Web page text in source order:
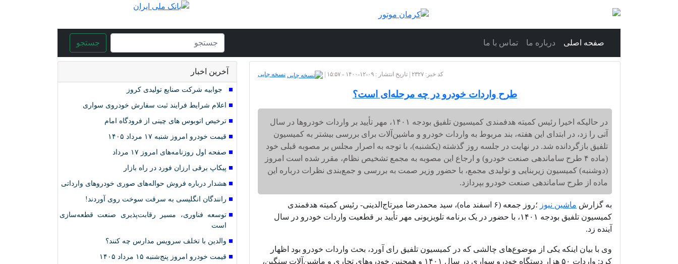
صفحه اصلی درباره ما تماس با ما جستجو
کد خبر: ۲۳۲۷ | تاریخ انتشار : ۰۹-۱۲-۱۴۰۰ - ۱۵:۵۷ | نسخه چاپی
طرح واردات خودرو در چه مرحله‌ای است؟
در حالیکه اخیرا رئیس کمیته هدفمندی کمیسیون تلفیق بودجه ۱۴۰۱، مهر تأیید بر واردات خودروها در سال
آتی را زد، در ابتدای این هفته، بند مربوط به واردات خودرو و ماشین‌آلات برای بررسی بیشتر به کمیسیون
تلفیق بازگردانده شد. در نهایت در جلسه روز گذشته (یکشنبه)، با توجه به اصرار مجلس بر مصوبه قبلی خود
(ماده ۴ طرح ساماندهی صنعت خودرو) و ارجاع این مصوبه به مجمع تشخیص نظام، مقرر شده است امروز
(دوشنبه) کمیسیون زیربنایی و تولیدی مجمع، با حضور وزیر صمت به بررسی و جمع‌بندی نظرات درباره این
ماده از طرح ساماندهی صنعت خودرو بپردازد.
به گزارش ماشین نیوز ؛
روز جمعه (۶ اسفند ماه)، سید محمدرضا میرتاج‌الدینی- رئیس کمیته هدفمندی
کمیسیون تلفیق بودجه ۱۴۰۱، با حضور در یک برنامه تلویزیونی مهر تأیید بر قطعیت واردات خودرو در سال
آینده زد.
وی با بیان اینکه یکی از موضوع‌های چالشی که در کمیسیون تلفیق رای آورد، بحث واردات خودرو بود اظهار
کرد: واردات ۵۰ هزار دستگاه خودرو سواری در سال ۱۴۰۱ و همچنین خودروهای تجاری و ماشین‌آلات سنگین،
آخرین اخبار
جوابیه شرکت صنایع تولیدی کروز
اعلام شرایط فرایند ثبت سفارش خودروی سواری
ترخیص اتوبوس های چینی از فرودگاه امام
قیمت خودرو امروز شنبه ۱۷ مرداد ۱۴۰۵
صفحه اول روزنامه‌های امروز ۱۷ مرداد
پیکاپ برقی ارزان فورد در راه بازار
هشدار درباره فروش حواله‌های صوری خودروهای وارداتی
رانندگان انگلیسی به سرقت سوخت روی آوردند!
توسعه فناوری، مسیر رقابت‌پذیری صنعت قطعه‌سازی
است
والدین با تخلف سرویس مدارس چه کنند؟
قیمت خودرو امروز پنج‌شنبه ۱۵ مرداد ۱۴۰۵